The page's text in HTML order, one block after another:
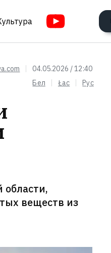
04.05.2026 / 12:40
Бел
Łac Рус
веществ из